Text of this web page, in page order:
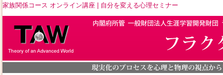
家族関係コース オンライン講座 | 自分を変える心理セミナー